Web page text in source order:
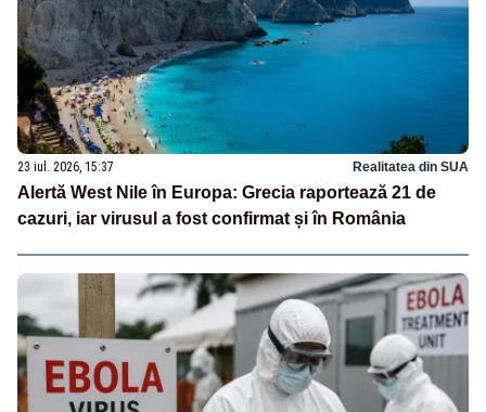
23 iul. 2026, 15:37 Realitatea din SUA
Alertă West Nile în Europa: Grecia raportează 21 de
cazuri, iar virusul a fost confirmat și în România